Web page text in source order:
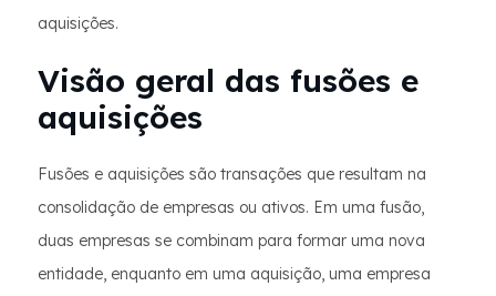
aquisições.
Visão geral das fusões e
aquisições
Fusões e aquisições são transações que resultam na
consolidação de empresas ou ativos. Em uma fusão,
duas empresas se combinam para formar uma nova
entidade, enquanto em uma aquisição, uma empresa